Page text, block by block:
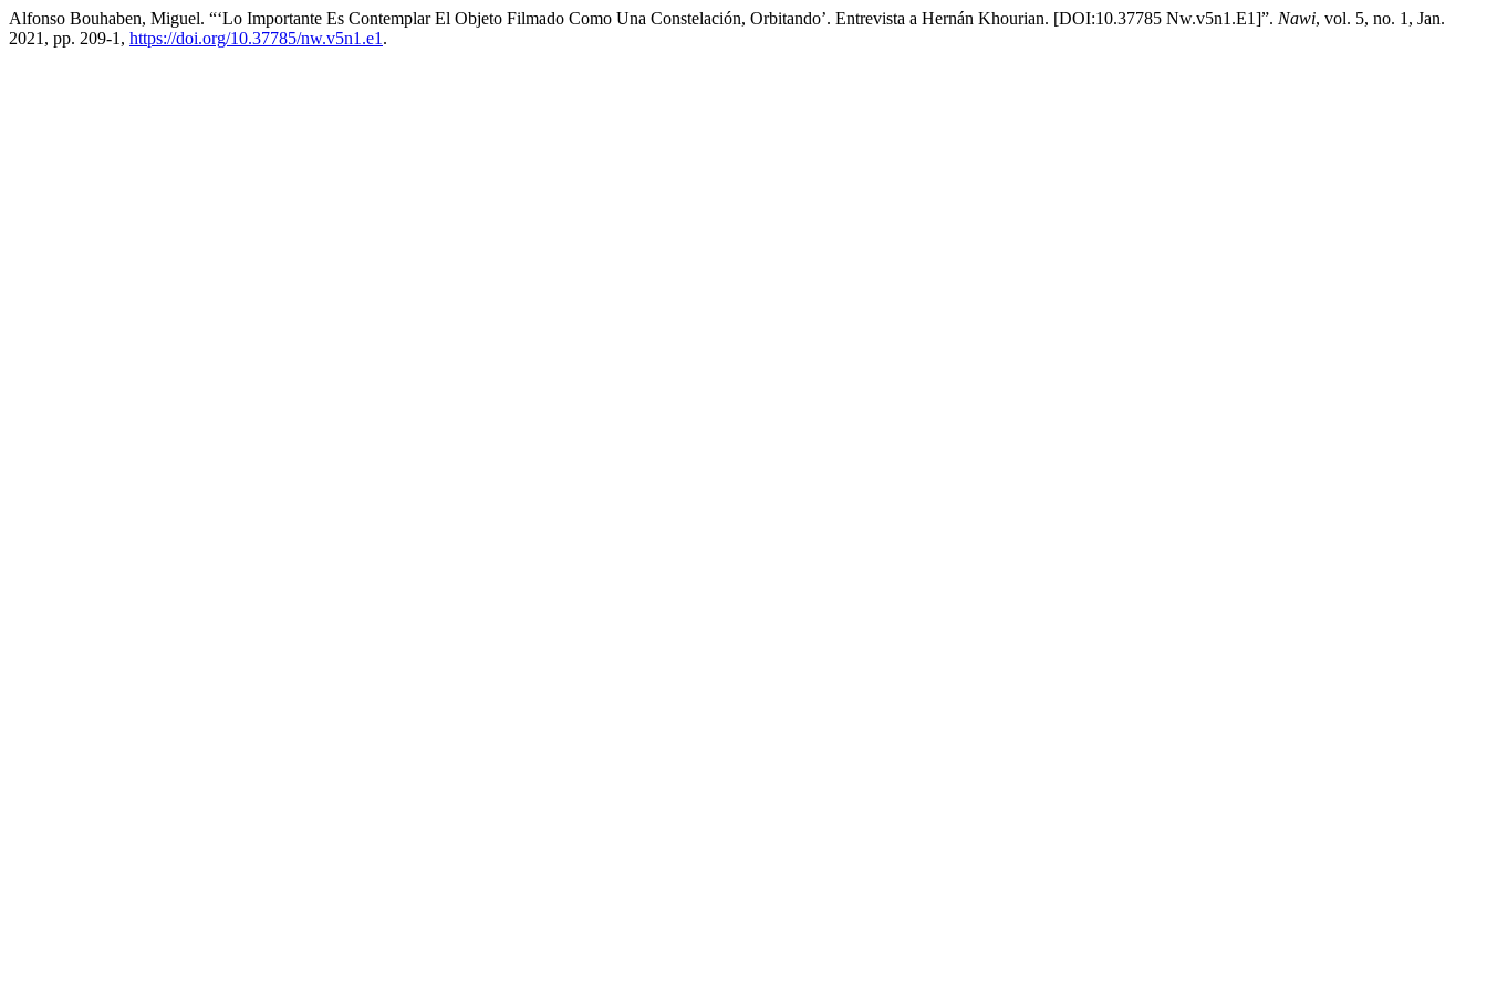
Alfonso Bouhaben, Miguel. “‘Lo Importante Es Contemplar El Objeto Filmado Como Una Constelación, Orbitando’. Entrevista a Hernán Khourian. [DOI:10.37785 Nw.v5n1.E1]”. Nawi, vol. 5, no. 1, Jan.
2021, pp. 209-1, https://doi.org/10.37785/nw.v5n1.e1 .